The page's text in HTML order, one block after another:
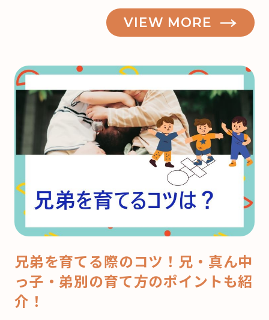
VIEW MORE
兄弟を育てる際のコツ！兄・真ん中
っ子・弟別の育て方のポイントも紹
介！